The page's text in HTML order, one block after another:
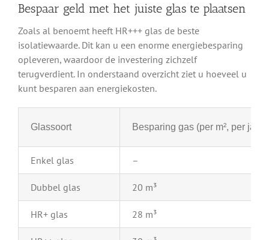
Bespaar geld met het juiste glas te plaatsen
Zoals al benoemt heeft HR+++ glas de beste
isolatiewaarde. Dit kan u een enorme energiebesparing
opleveren, waardoor de investering zichzelf
terugverdient. In onderstaand overzicht ziet u hoeveel u
kunt besparen aan energiekosten.
Glassoort Besparing gas (per m², per jaar)
Enkel glas –
Dubbel glas 20 m³
HR+ glas 28 m³